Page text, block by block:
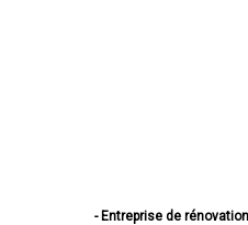
- Entreprise de